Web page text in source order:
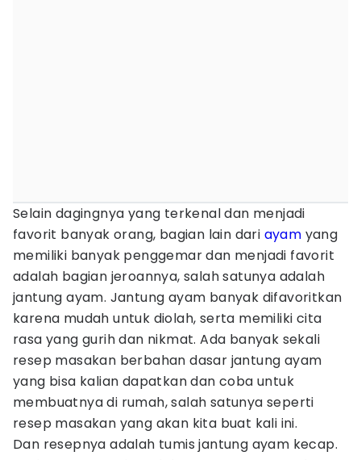
Selain dagingnya yang terkenal dan menjadi
favorit banyak orang, bagian lain dari ayam yang
memiliki banyak penggemar dan menjadi favorit
adalah bagian jeroannya, salah satunya adalah
jantung ayam. Jantung ayam banyak difavoritkan
karena mudah untuk diolah, serta memiliki cita
rasa yang gurih dan nikmat. Ada banyak sekali
resep masakan berbahan dasar jantung ayam
yang bisa kalian dapatkan dan coba untuk
membuatnya di rumah, salah satunya seperti
resep masakan yang akan kita buat kali ini.
Dan resepnya adalah tumis jantung ayam kecap.